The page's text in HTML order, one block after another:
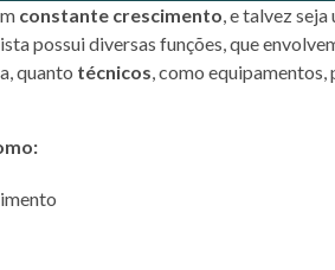
constante crescimento, e talvez
possui diversas funções, que
quanto técnicos, como